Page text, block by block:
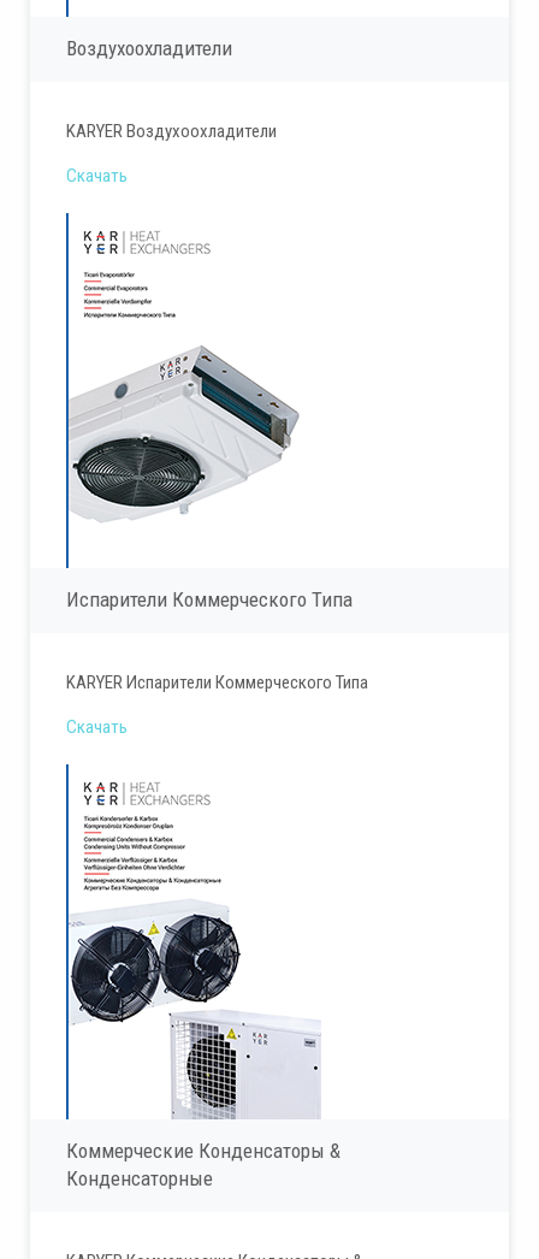
Воздухоохладители
KARYER Воздухоохладители
Скачать
Испарители Коммерческого Типа
KARYER Испарители Коммерческого Типа
Скачать
Коммерческие Конденсаторы &
Конденсаторные